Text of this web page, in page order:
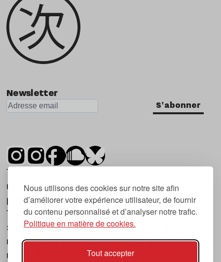
Nous utilisons des cookies sur notre site afin
d’améliorer votre expérience utilisateur, de fournir
du contenu personnalisé et d’analyser notre trafic.
Politique en matière de cookies.
Tout accepter
Newsletter
S'abonner
Tsugi est un mensuel indépendant sur la
musique et les nouvelles tendances, dont la
première parution date de 2007.
Tsugi en japonais signifie « prochain », « suivant
», ce qui correspond à la thématique du
magazine, à l’affût des nouvelles tendances
musicales, qu’elles viennent de la musique